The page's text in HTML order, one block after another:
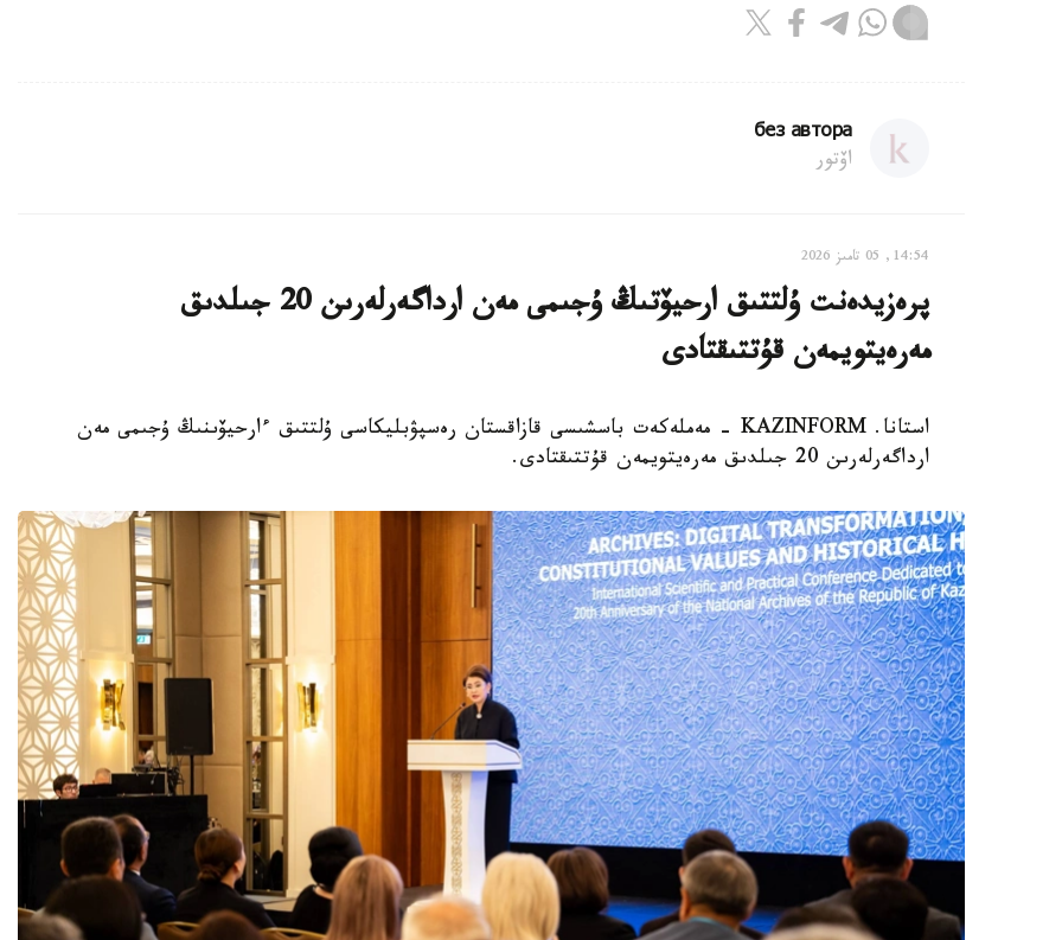
без автора
اۆتور
14:54, 05 تامىز 2026
پرەزيدەنت ۇلتتىق ارحيۆتىڭ ۇجىمى مەن ارداگەرلەرىن 20 جىلدىق
مەرەيتويمەن قۇتتىقتادى
استانا. KAZINFORM - مەملەكەت باسشىسى قازاقستان رەسپۋبليكاسى ۇلتتىق ءارحيۆىنىڭ ۇجىمى مەن
ارداگەرلەرىن 20 جىلدىق مەرەيتويمەن قۇتتىقتادى.